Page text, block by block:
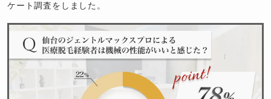
ケート調査をしました。